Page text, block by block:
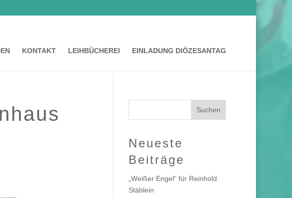
KONTAKT LEIHBÜCHEREI EINLADUNG DIÖZESANTAG
Neueste
Beiträge
„Weißer Engel“ für Reinhold
Stäblein